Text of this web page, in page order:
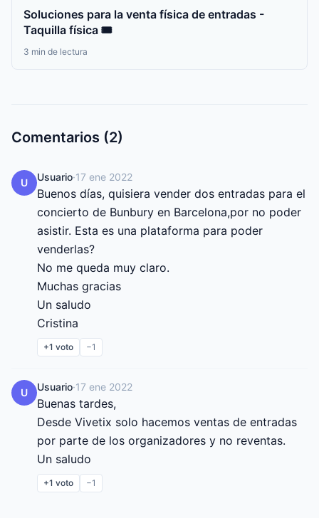
Soluciones para la venta física de entradas -
Taquilla física 🎟️
3 min de lectura
Comentarios (2)
U Usuario·17 ene 2022
Buenos días, quisiera vender dos entradas para el
concierto de Bunbury en Barcelona,por no poder
asistir. Esta es una plataforma para poder
venderlas?
No me queda muy claro.
Muchas gracias
Un saludo
Cristina
+1 voto −1
U Usuario·17 ene 2022
Buenas tardes,
Desde Vivetix solo hacemos ventas de entradas
por parte de los organizadores y no reventas.
Un saludo
+1 voto −1